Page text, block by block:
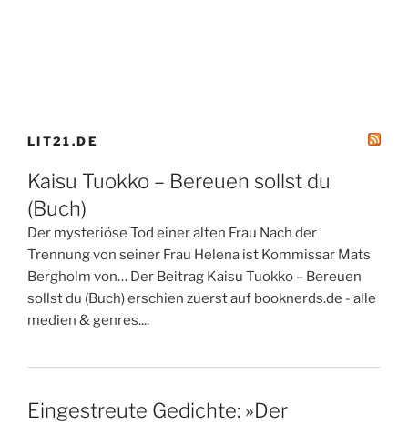
LIT21.DE
Kaisu Tuokko – Bereuen sollst du
(Buch)
Der mysteriöse Tod einer alten Frau Nach der
Trennung von seiner Frau Helena ist Kommissar Mats
Bergholm von… Der Beitrag Kaisu Tuokko – Bereuen
sollst du (Buch) erschien zuerst auf booknerds.de - alle
medien & genres....
Eingestreute Gedichte: »Der